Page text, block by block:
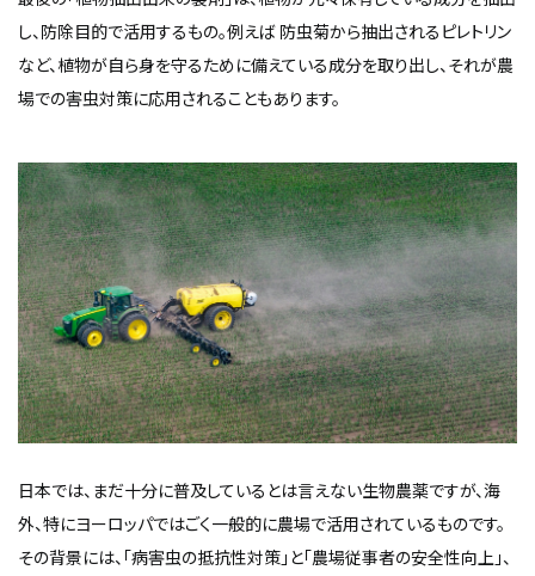
し、防除目的で活用するもの。例えば 防虫菊から抽出されるピレトリン
など、植物が自ら身を守るために備えている成分を取り出し、それが農
場での害虫対策に応用されることもあります。
日本では、まだ十分に普及しているとは言えない生物農薬ですが、海
外、特にヨーロッパではごく一般的に農場で活用されているものです。
その背景には、「病害虫の抵抗性対策」と「農場従事者の安全性向上」、